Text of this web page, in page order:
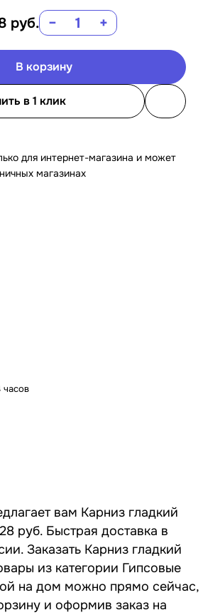
руб. − +
В корзину
в 1 клик
для интернет-магазина и может
магазинах
часов
вам Карниз гладкий
руб. Быстрая доставка в
Заказать Карниз гладкий
из категории Гипсовые
на дом можно прямо сейчас,
и оформив заказ на